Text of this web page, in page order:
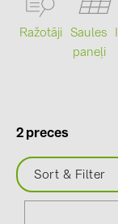
Jaunumi
Katalogi
Ražotāji
Saules
paneļi
2 preces
Sort & Filter